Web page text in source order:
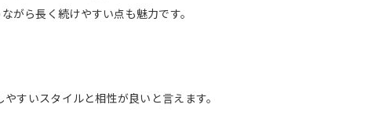
がら長く続けやすい点も魅力です。
すいスタイルと相性が良いと言えます。